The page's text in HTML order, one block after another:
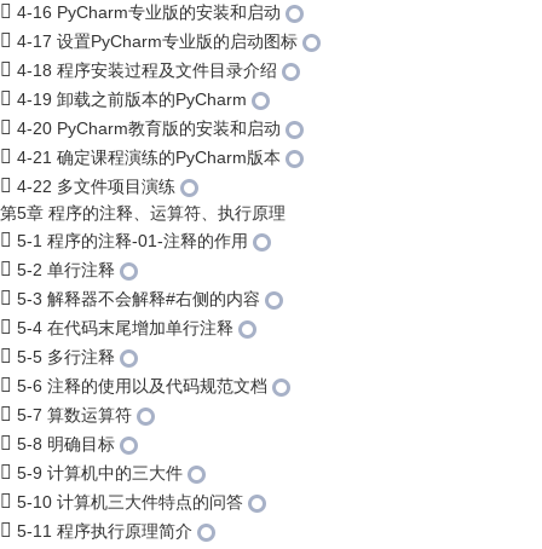
4-16 PyCharm专业版的安装和启动
4-17 设置PyCharm专业版的启动图标
4-18 程序安装过程及文件目录介绍
4-19 卸载之前版本的PyCharm
4-20 PyCharm教育版的安装和启动
4-21 确定课程演练的PyCharm版本
4-22 多文件项目演练
第5章 程序的注释、运算符、执行原理
5-1 程序的注释-01-注释的作用
5-2 单行注释
5-3 解释器不会解释#右侧的内容
5-4 在代码末尾增加单行注释
5-5 多行注释
5-6 注释的使用以及代码规范文档
5-7 算数运算符
5-8 明确目标
5-9 计算机中的三大件
5-10 计算机三大件特点的问答
5-11 程序执行原理简介